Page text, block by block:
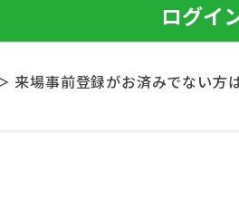
来場事前登録がお済みでない方